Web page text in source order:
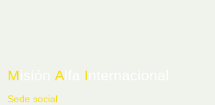
M A I
Sede social